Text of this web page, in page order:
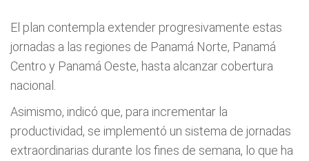
El plan contempla extender progresivamente estas
jornadas a las regiones de Panamá Norte, Panamá
Centro y Panamá Oeste, hasta alcanzar cobertura
nacional.
Asimismo, indicó que, para incrementar la
productividad, se implementó un sistema de jornadas
extraordinarias durante los fines de semana, lo que ha